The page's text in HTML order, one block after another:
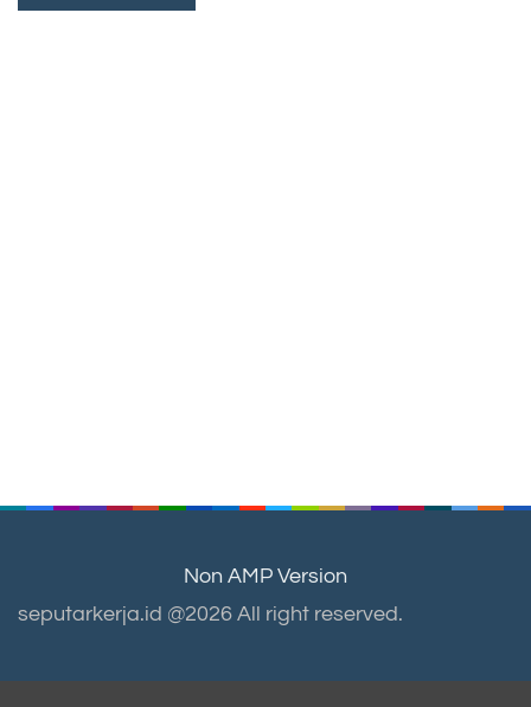
Non AMP Version
seputarkerja.id @2026 All right reserved.